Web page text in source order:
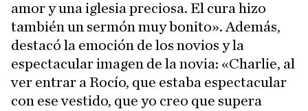
amor y una iglesia preciosa. El cura hizo
también un sermón muy bonito». Además,
destacó la emoción de los novios y la
espectacular imagen de la novia: «Charlie, al
ver entrar a Rocío, que estaba espectacular
con ese vestido, que yo creo que supera